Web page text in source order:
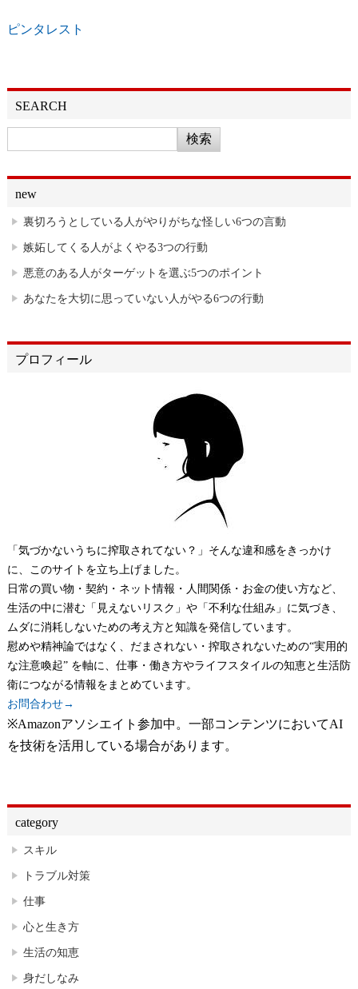
ピンタレスト
SEARCH
new
裏切ろうとしている人がやりがちな怪しい6つの言動
嫉妬してくる人がよくやる3つの行動
悪意のある人がターゲットを選ぶ5つのポイント
あなたを大切に思っていない人がやる6つの行動
プロフィール
「気づかないうちに搾取されてない？」そんな違和感をきっかけ
に、このサイトを立ち上げました。
日常の買い物・契約・ネット情報・人間関係・お金の使い方など、
生活の中に潜む「見えないリスク」や「不利な仕組み」に気づき、
ムダに消耗しないための考え方と知識を発信しています。
慰めや精神論ではなく、だまされない・搾取されないための“実用的
な注意喚起” を軸に、仕事・働き方やライフスタイルの知恵と生活防
衛につながる情報をまとめています。
お問合わせ→
※Amazonアソシエイト参加中。一部コンテンツにおいてAI
を技術を活用している場合があります。
category
スキル
トラブル対策
仕事
心と生き方
生活の知恵
身だしなみ